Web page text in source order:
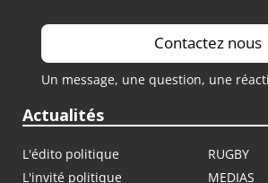
Contactez nous
Un message, une question, une
Actualités
L'édito politique
RUGBY
L'invité politique
MEDIAS